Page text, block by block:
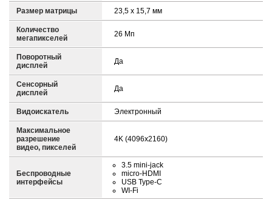
Размер матрицы 23,5 x 15,7 мм
Количество
мегапикселей
26 Мп
Поворотный
дисплей
Да
Сенсорный
дисплей
Да
Видоискатель Электронный
Максимальное
разрешение
видео, пикселей
4K (4096x2160)
Беспроводные
интерфейсы
3.5 mini-jack
micro-HDMI
USB Type-C
WI-Fi